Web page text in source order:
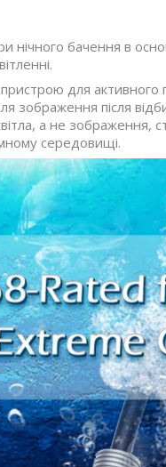
нічного бачення в
для активного
зображення після
а не зображення,
середовищі.